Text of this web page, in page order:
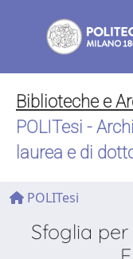
Biblioteche e
POLITesi -
laurea e di
POLITesi
Sfoglia per